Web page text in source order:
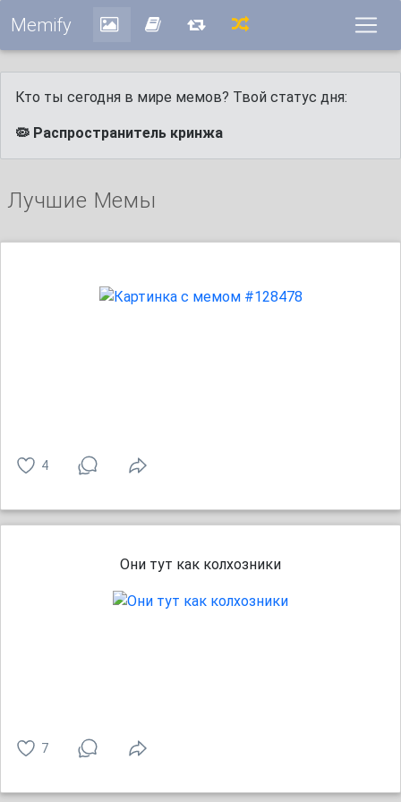
Memify
Кто ты сегодня в мире мемов? Твой статус дня:
🦠 Распространитель кринжа
Лучшие Мемы
4
Они тут как колхозники
7